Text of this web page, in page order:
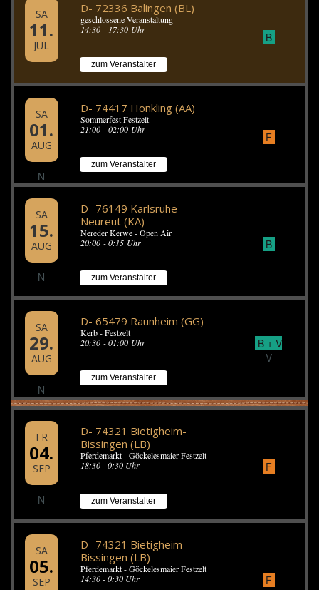
SA
11.
JUL
D- 72336 Balingen (BL)
geschlossene Veranstaltung
14:30 - 17:30 Uhr
zum Veranstalter
B
SA
01.
AUG
N
D- 74417 Honkling (AA)
Sommerfest Festzelt
21:00 - 02:00 Uhr
zum Veranstalter
F
SA
15.
AUG
N
D- 76149 Karlsruhe-
Neureut (KA)
Nereder Kerwe - Open Air
20:00 - 0:15 Uhr
zum Veranstalter
B
SA
29.
AUG
N
D- 65479 Raunheim (GG)
Kerb - Festzelt
20:30 - 01:00 Uhr
zum Veranstalter
B + V
V
FR
04.
SEP
N
D- 74321 Bietigheim-
Bissingen (LB)
Pferdemarkt - Göckelesmaier Festzelt
18:30 - 0:30 Uhr
zum Veranstalter
F
SA
05.
SEP
D- 74321 Bietigheim-
Bissingen (LB)
Pferdemarkt - Göckelesmaier Festzelt
14:30 - 0:30 Uhr
F